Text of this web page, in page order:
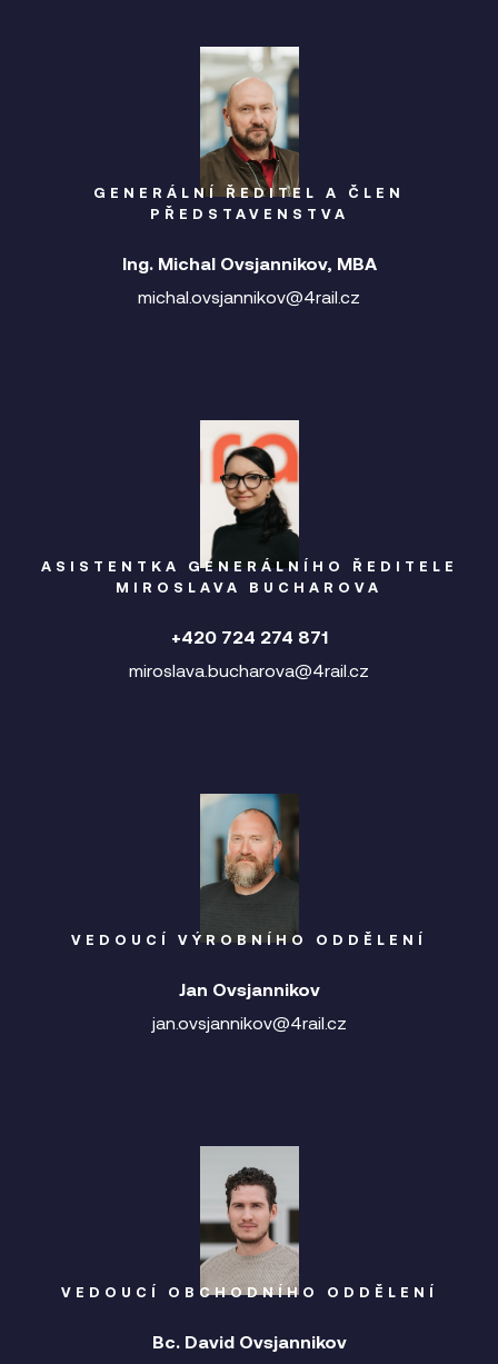
Ing. Michal Ovsjannikov, MBA
GENERÁLNÍ ŘEDITEL A ČLEN
PŘEDSTAVENSTVA
michal.ovsjannikov@4rail.cz
+420 724 274 871
ASISTENTKA GENERÁLNÍHO ŘEDITELE
MIROSLAVA BUCHAROVA
miroslava.bucharova@4rail.cz
Jan Ovsjannikov
VEDOUCÍ VÝROBNÍHO ODDĚLENÍ
jan.ovsjannikov@4rail.cz
Bc. David Ovsjannikov
VEDOUCÍ OBCHODNÍHO ODDĚLENÍ